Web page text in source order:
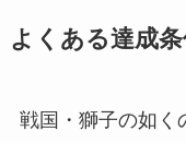
よくある達成
戦国・獅子の如く